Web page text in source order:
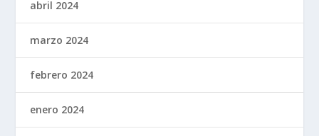
abril 2024
marzo 2024
febrero 2024
enero 2024